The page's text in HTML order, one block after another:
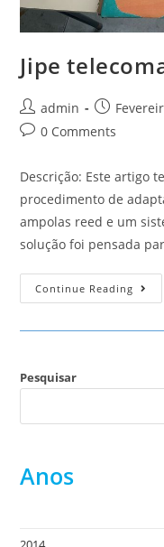
Jipe
Post
author:
admin
Post
published:
Post0 Comments
Descrição: Este artigo
procedimento de
ampolas reed e um
solução foi pensada
Continue Reading Jipe
Pesquisar
Anos